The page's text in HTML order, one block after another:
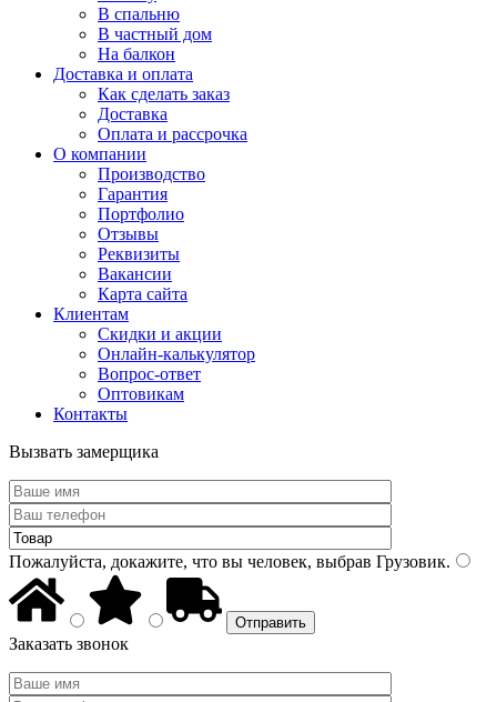
В спальню
В частный дом
На балкон
Доставка и оплата
Как сделать заказ
Доставка
Оплата и рассрочка
О компании
Производство
Гарантия
Портфолио
Отзывы
Реквизиты
Вакансии
Карта сайта
Клиентам
Скидки и акции
Онлайн-калькулятор
Вопрос-ответ
Оптовикам
Контакты
Вызвать замерщика
Пожалуйста, докажите, что вы человек, выбрав Грузовик.
Заказать звонок